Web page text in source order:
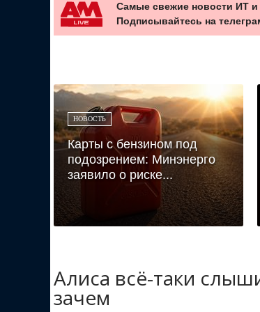
Самые свежие новости ИТ
Подписывайтесь на
НОВОСТЬ
Карты с бензином под
подозрением: Минэнерго
заявило о риске...
Алиса всё-таки
зачем